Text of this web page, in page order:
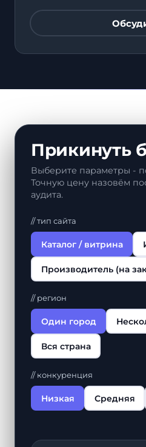
Прикинуть
Выберите параметры -
Точную цену назовём
аудита.
// тип сайта
Каталог / витрина
Производитель (на
// регион
Один город
Вся страна
// конкуренция
Низкая Средняя